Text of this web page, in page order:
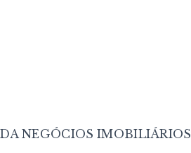
NEGÓCIOS IMOBILIÁRIOS